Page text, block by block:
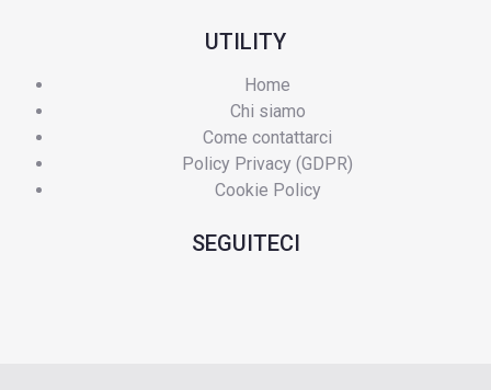
UTILITY
Home
Chi siamo
Come contattarci
Policy Privacy (GDPR)
Cookie Policy
SEGUITECI